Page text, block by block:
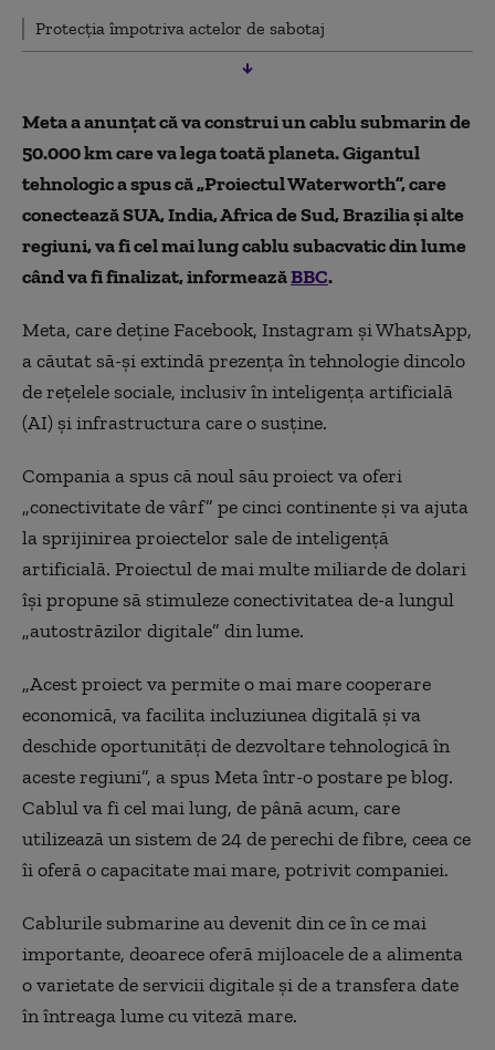
Protecția împotriva actelor de sabotaj
Meta a anunțat că va construi un cablu submarin de
50.000 km care va lega toată planeta. Gigantul
tehnologic a spus că „Proiectul Waterworth”, care
conectează SUA, India, Africa de Sud, Brazilia și alte
regiuni, va fi cel mai lung cablu subacvatic din lume
când va fi finalizat, informeazăBBC.
Meta, care deține Facebook, Instagram și WhatsApp,
a căutat să-și extindă prezența în tehnologie dincolo
de rețelele sociale, inclusiv în inteligența artificială
(AI) și infrastructura care o susține.
Compania a spus că noul său proiect va oferi
„conectivitate de vârf” pe cinci continente și va ajuta
la sprijinirea proiectelor sale de inteligență
artificială. Proiectul de mai multe miliarde de dolari
își propune să stimuleze conectivitatea de-a lungul
„autostrăzilor digitale” din lume.
„Acest proiect va permite o mai mare cooperare
economică, va facilita incluziunea digitală și va
deschide oportunități de dezvoltare tehnologică în
aceste regiuni”, a spus Meta într-o postare pe blog.
Cablul va fi cel mai lung, de până acum, care
utilizează un sistem de 24 de perechi de fibre, ceea ce
îi oferă o capacitate mai mare, potrivit companiei.
Cablurile submarine au devenit din ce în ce mai
importante, deoarece oferă mijloacele de a alimenta
o varietate de servicii digitale și de a transfera date
în întreaga lume cu viteză mare.